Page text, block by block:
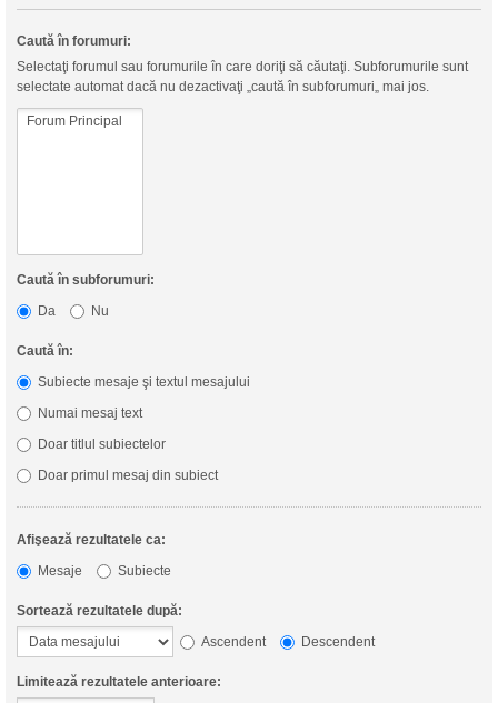
Caută în forumuri:
Selectaţi forumul sau forumurile în care doriţi să căutaţi. Subforumurile sunt
selectate automat dacă nu dezactivaţi „caută în subforumuri„ mai jos.
Caută în subforumuri:
Da
Nu
Caută în:
Subiecte mesaje şi textul mesajului
Numai mesaj text
Doar titlul subiectelor
Doar primul mesaj din subiect
Afişează rezultatele ca:
Mesaje
Subiecte
Sortează rezultatele după:
Ascendent
Descendent
Limitează rezultatele anterioare: